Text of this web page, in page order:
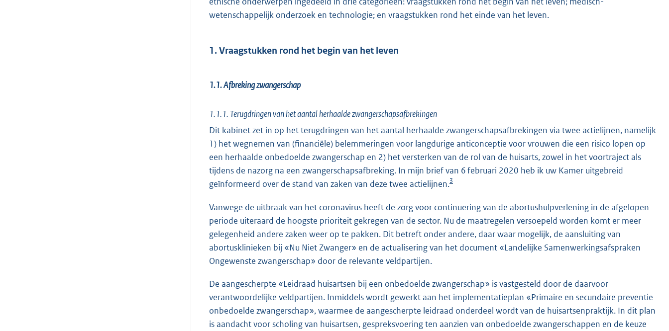
wetenschappelijk onderzoek en technologie; en vraagstukken rond het einde van het leven.
1. Vraagstukken rond het begin van het leven
1.1. Afbreking zwangerschap
1.1.1. Terugdringen van het aantal herhaalde zwangerschapsafbrekingen
Dit kabinet zet in op het terugdringen van het aantal herhaalde zwangerschapsafbrekingen via twee actielijnen, namelijk
1) het wegnemen van (financiële) belemmeringen voor langdurige anticonceptie voor vrouwen die een risico lopen op
een herhaalde onbedoelde zwangerschap en 2) het versterken van de rol van de huisarts, zowel in het voortraject als
tijdens de nazorg na een zwangerschapsafbreking. In mijn brief van 6 februari 2020 heb ik uw Kamer uitgebreid
geïnformeerd over de stand van zaken van deze twee actielijnen.3
Vanwege de uitbraak van het coronavirus heeft de zorg voor continuering van de abortushulpverlening in de afgelopen
periode uiteraard de hoogste prioriteit gekregen van de sector. Nu de maatregelen versoepeld worden komt er meer
gelegenheid andere zaken weer op te pakken. Dit betreft onder andere, daar waar mogelijk, de aansluiting van
abortusklinieken bij «Nu Niet Zwanger» en de actualisering van het document «Landelijke Samenwerkingsafspraken
Ongewenste zwangerschap» door de relevante veldpartijen.
De aangescherpte «Leidraad huisartsen bij een onbedoelde zwangerschap» is vastgesteld door de daarvoor
verantwoordelijke veldpartijen. Inmiddels wordt gewerkt aan het implementatieplan «Primaire en secundaire preventie
onbedoelde zwangerschap», waarmee de aangescherpte leidraad onderdeel wordt van de huisartsenpraktijk. In dit plan
is aandacht voor scholing van huisartsen, gespreksvoering ten aanzien van onbedoelde zwangerschappen en de keuze